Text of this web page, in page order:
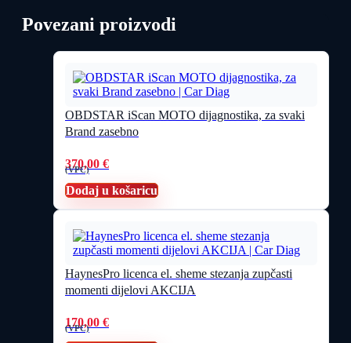
Povezani proizvodi
OBDSTAR iScan MOTO dijagnostika, za svaki
Brand zasebno
370,00 €
(VPC)
Dodaj u košaricu
HaynesPro licenca el. sheme stezanja zupčasti
momenti dijelovi AKCIJA
170,00 €
(VPC)